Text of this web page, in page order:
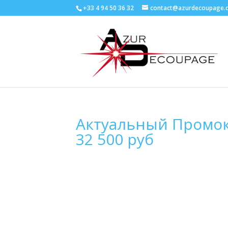
+33 4 94 50 36 32
Актуальный
32 500 руб